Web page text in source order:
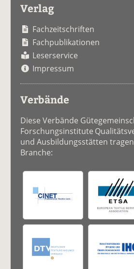
Verlag
Fachzeitschriften
Fachpublikationen
Leserservice
Impressum
Verbände
Diese Verbände
Forschungsinstitute
und Ausbildungsstätten tragen
Branche: